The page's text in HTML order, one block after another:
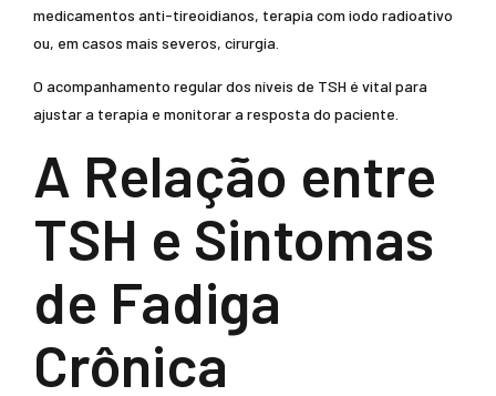
medicamentos anti-tireoidianos, terapia com iodo radioativo
ou, em casos mais severos, cirurgia.
O acompanhamento regular dos níveis de TSH é vital para
ajustar a terapia e monitorar a resposta do paciente.
A Relação entre
TSH e Sintomas
de Fadiga
Crônica